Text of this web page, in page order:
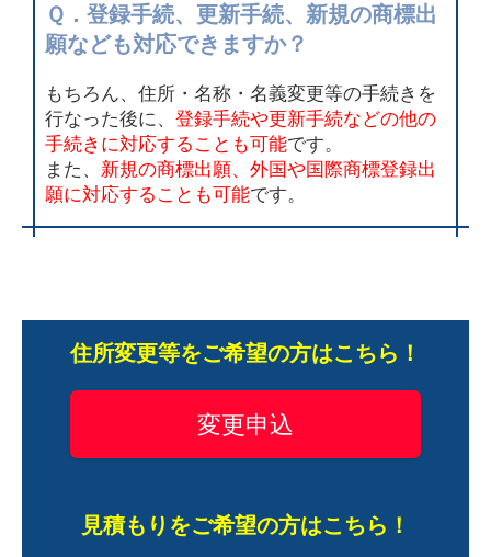
Ｑ．登録手続、更新手続、新規の商標出
願なども対応できますか？
もちろん、住所・名称・名義変更等の手続きを
行なった後に、 登録手続や更新手続などの他の
手続きに対応することも可能です。
また、 新規の商標出願、外国や国際商標登録出
願に対応することも可能です。
住所変更等をご希望の方はこちら！
変更申込
見積もりをご希望の方はこちら！